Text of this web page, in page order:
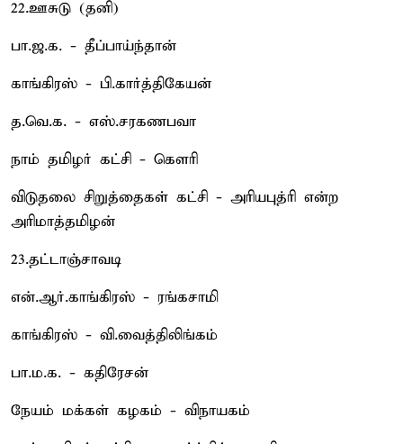
22.ஊசுடு (தனி)
பா.ஜ.க. - தீப்பாய்ந்தான்
காங்கிரஸ் - பி.கார்த்திகேயன்
த.வெ.க. - எஸ்.சரகணபவா
நாம் தமிழர் கட்சி - கெளரி
விடுதலை சிறுத்தைகள் கட்சி - அரியபுத்ரி என்ற
அரிமாத்தமிழன்
23.தட்டாஞ்சாவடி
என்.ஆர்.காங்கிரஸ் - ரங்கசாமி
காங்கிரஸ் - வி.வைத்திலிங்கம்
பா.ம.க. - கதிரேசன்
நேயம் மக்கள் கழகம் - விநாயகம்